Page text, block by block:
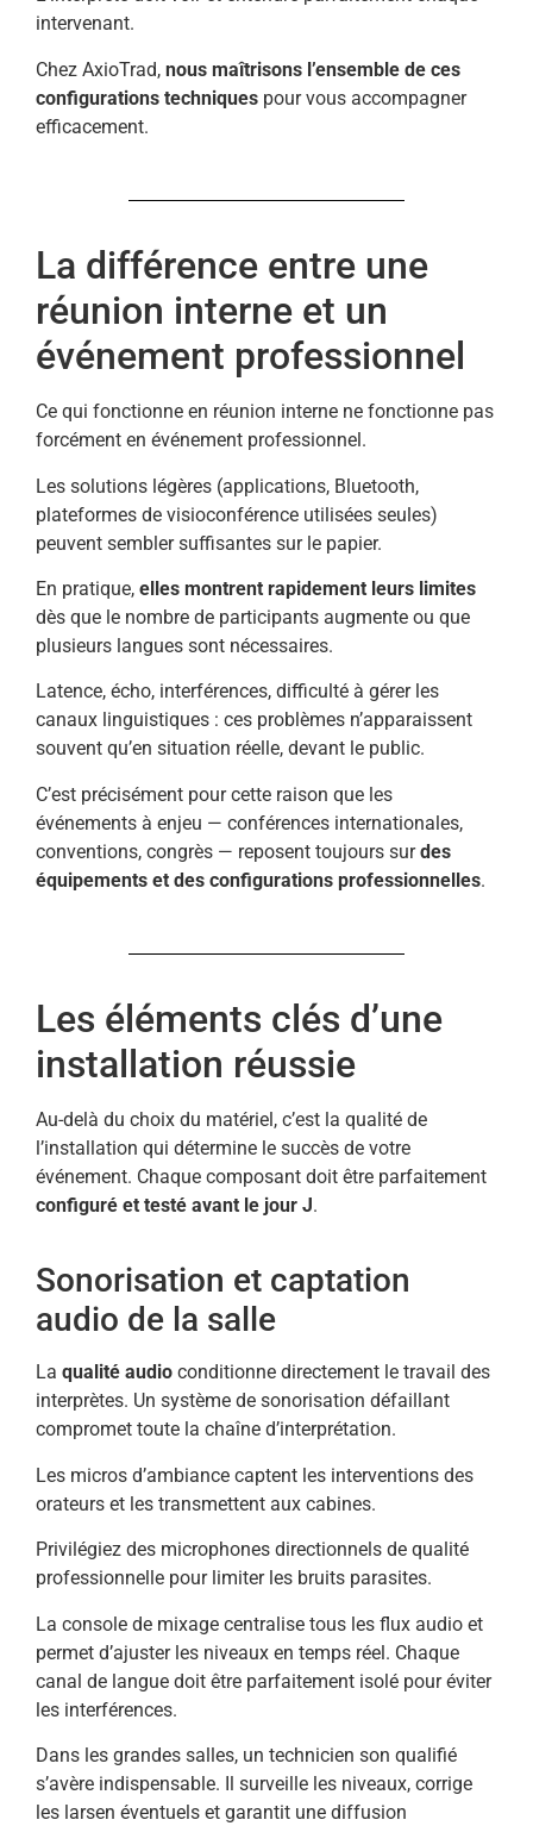
intervenant.
Chez AxioTrad, nous maîtrisons l’ensemble de ces
configurations techniques pour vous accompagner
efficacement.
La différence entre une
réunion interne et un
événement professionnel
Ce qui fonctionne en réunion interne ne fonctionne pas
forcément en événement professionnel.
Les solutions légères (applications, Bluetooth,
plateformes de visioconférence utilisées seules)
peuvent sembler suffisantes sur le papier.
En pratique, elles montrent rapidement leurs limites
dès que le nombre de participants augmente ou que
plusieurs langues sont nécessaires.
Latence, écho, interférences, difficulté à gérer les
canaux linguistiques : ces problèmes n’apparaissent
souvent qu’en situation réelle, devant le public.
C’est précisément pour cette raison que les
événements à enjeu — conférences internationales,
conventions, congrès — reposent toujours surdes
équipements et des configurations professionnelles.
Les éléments clés d’une
installation réussie
Au-delà du choix du matériel, c’est la qualité de
l’installation qui détermine le succès de votre
événement. Chaque composant doit être parfaitement
configuré et testé avant le jour J.
Sonorisation et captation
audio de la salle
La qualité audio conditionne directement le travail des
interprètes. Un système de sonorisation défaillant
compromet toute la chaîne d’interprétation.
Les micros d’ambiance captent les interventions des
orateurs et les transmettent aux cabines.
Privilégiez des microphones directionnels de qualité
professionnelle pour limiter les bruits parasites.
La console de mixage centralise tous les flux audio et
permet d’ajuster les niveaux en temps réel. Chaque
canal de langue doit être parfaitement isolé pour éviter
les interférences.
Dans les grandes salles, un technicien son qualifié
s’avère indispensable. Il surveille les niveaux, corrige
les larsen éventuels et garantit une diffusion